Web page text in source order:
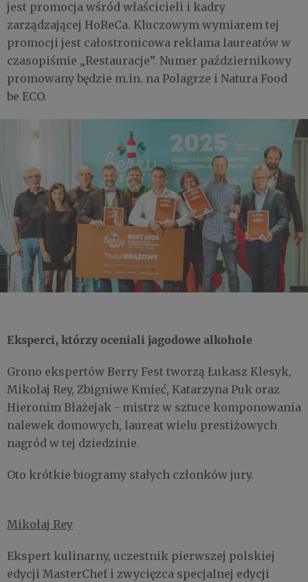
jest promocja wśród właścicieli i kadry
zarządzającej HoReCa. Kluczowym wymiarem tej
promocji jest całostronicowa reklama laureatów w
czasopiśmie „Restauracje”. Numer październikowy
promowany będzie m.in. na Polagrze i Natura Food
be ECO.
Eksperci, którzy oceniali jagodowe alkohole
Grono ekspertów Berry Fest tworzą Łukasz Klesyk,
Mikołaj Rey, Zbigniwe Kmieć, Katarzyna Puk oraz
Hieronim Błażejak - mistrz w sztuce komponowania
nalewek domowych, laureat wielu prestiżowych
nagród w tej dziedzinie.
Oto krótkie biogramy stałych członków jury.
Mikołaj Rey
Ekspert kulinarny, uczestnik pierwszej polskiej
edycji MasterChef i zwycięzca specjalnej edycji